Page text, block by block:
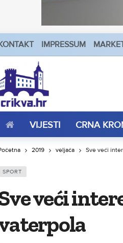
IMPRESSUM
VIJESTI CRNA
2019 veljača Sve veći
SPORT
veći